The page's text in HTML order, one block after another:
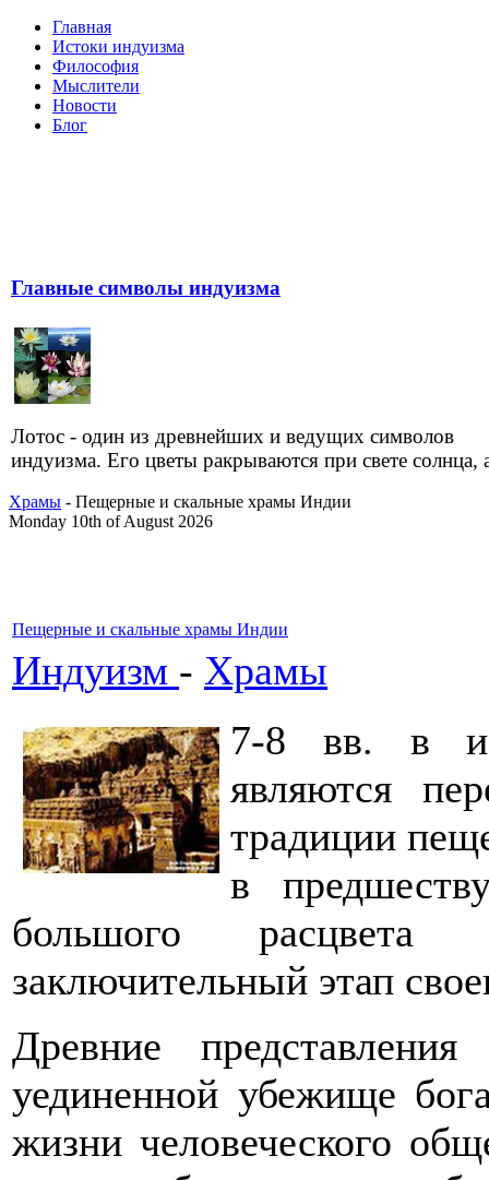
Главная
Истоки индуизма
Философия
Мыслители
Новости
Блог
Главные символы индуизма
Лотос - один из древнейших и ведущих символов
индуизма. Его цветы ракрываются при свете солнца,
Храмы - Пещерные и скальные храмы Индии
Monday 10th of August 2026
Пещерные и скальные храмы Индии
Индуизм - Храмы
7-8 вв. в
являются
традиции
в
большого
заключительный этап
Древние
уединенной убежище
жизни человеческого